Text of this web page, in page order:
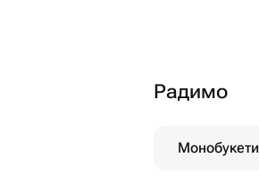
Радимо
Монобукети